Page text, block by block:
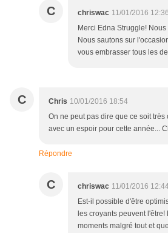
C chriswac 11/01/2016 12:36
Merci Edna Struggle!
Nous sautons sur
vous embrasser tous les
C Chris 10/01/2016 18:54
On ne peut pas dire que ce soit très
avec un espoir pour cette année...
Répondre
C chriswac 11/01/2016
Est-il possible d'être
les croyants peuvent
moments malgré tout et